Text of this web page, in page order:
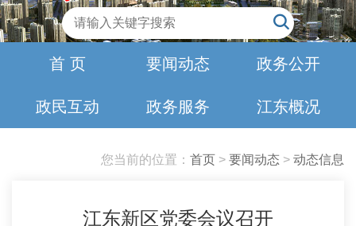
首 页 要闻动态 政务公开
政民互动 政务服务 江东概况
您当前的位置： 首页 > 要闻动态 > 动态信息
江东新区党委会议召开